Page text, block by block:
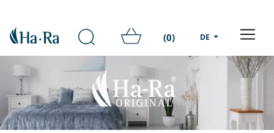
(0) DE